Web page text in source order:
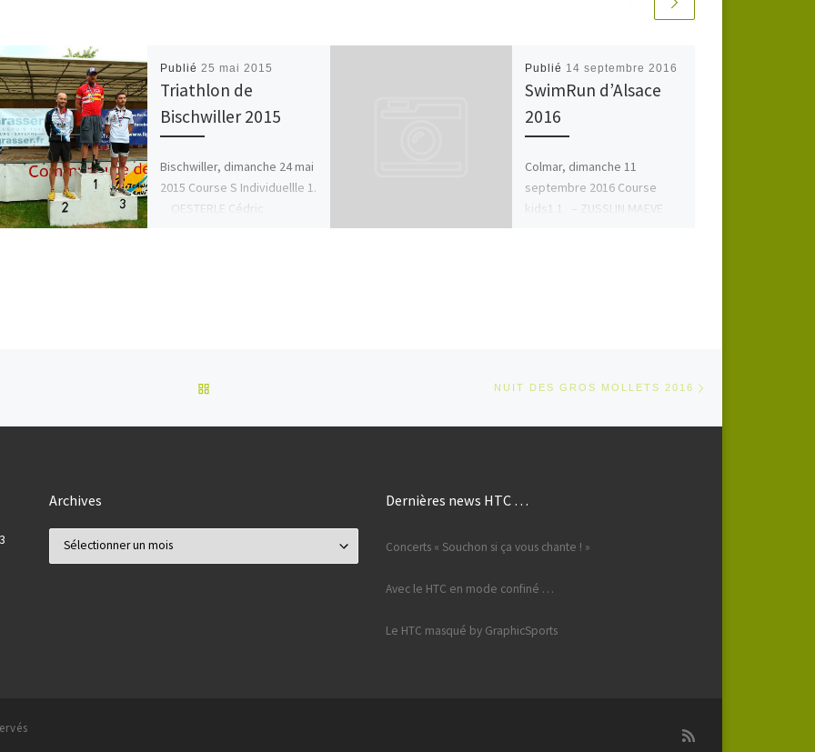
Publié 25 mai 2015
Triathlon de
Bischwiller 2015
Bischwiller, dimanche 24 mai
2015 Course S Individuellle 1.
OESTERLE Cédric
Publié 14 septembre 2016
SwimRun d’Alsace
2016
Colmar, dimanche 11
septembre 2016 Course
kids1 1 – ZUSSLIN MAEVE
NUIT DES GROS MOLLETS 2016
Archives Dernières news HTC …
Concerts « Souchon si ça vous chante ! »
Avec le HTC en mode confiné …
Le HTC masqué by GraphicSports